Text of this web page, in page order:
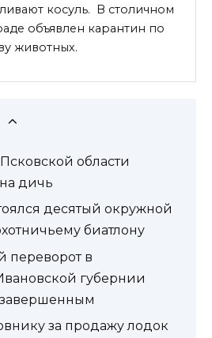
косуль. В столичном
объявлен карантин по
животных.
области
дичь
десятый окружной
биатлону
переворот в
губернии
за продажу лодок